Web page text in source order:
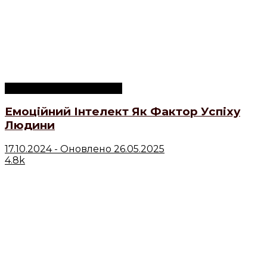
Емоційний Інтелект Як Фактор Успіху
Людини
17.10.2024 - Оновлено 26.05.2025
4.8k